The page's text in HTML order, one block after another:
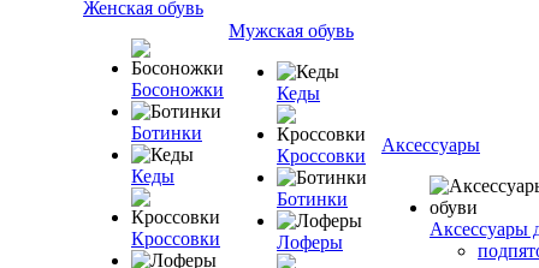
Женская обувь
Босоножки
Ботинки
Кеды
Кроссовки
Мужская обувь
Кеды
Кроссовки
Ботинки
Лоферы
Аксессуары
Аксессуары